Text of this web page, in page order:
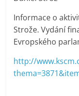
Informace o
Strože. Vydání
Evropského
http://